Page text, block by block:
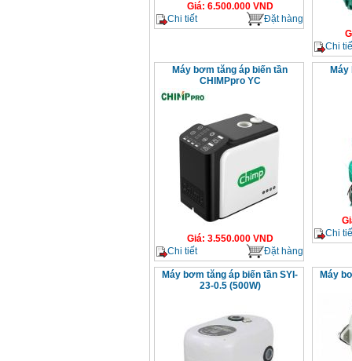
Giá: 6.500.000VND
Chi tiết
Đặt hàng
Chi
Máy bơm tăng áp biến tần
CHIMPpro YC
Giá: 3.550.000VND
Chi tiết
Đặt hàng
Chi
Máy bơm tăng áp biến tần SYI-
23-0.5 (500W)
Máy